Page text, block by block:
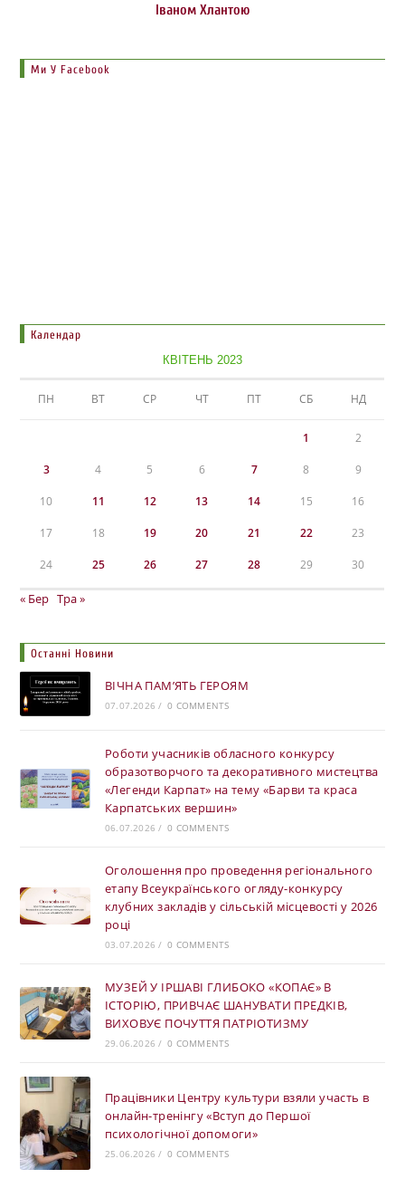
Іваном Хлантою
Ми У Facebook
Календар
КВІТЕНЬ 2023
ПН ВТ СР ЧТ ПТ СБ НД
1 2
3 4 5 6 7 8 9
10 11 12 13 14 15 16
17 18 19 20 21 22 23
24 25 26 27 28 29 30
« Бер Тра »
Останні Новини
ВІЧНА ПАМ’ЯТЬ ГЕРОЯМ
07.07.2026 / 0 COMMENTS
Роботи учасників обласного конкурсу
образотворчого та декоративного мистецтва
«Легенди Карпат» на тему «Барви та краса
Карпатських вершин»
06.07.2026 / 0 COMMENTS
Оголошення про проведення регіонального
етапу Всеукраїнського огляду-конкурсу
клубних закладів у сільській місцевості у 2026
році
03.07.2026 / 0 COMMENTS
МУЗЕЙ У ІРШАВІ ГЛИБОКО «КОПАЄ» В
ІСТОРІЮ, ПРИВЧАЄ ШАНУВАТИ ПРЕДКІВ,
ВИХОВУЄ ПОЧУТТЯ ПАТРІОТИЗМУ
29.06.2026 / 0 COMMENTS
Працівники Центру культури взяли участь в
онлайн-тренінгу «Вступ до Першої
психологічної допомоги»
25.06.2026 / 0 COMMENTS